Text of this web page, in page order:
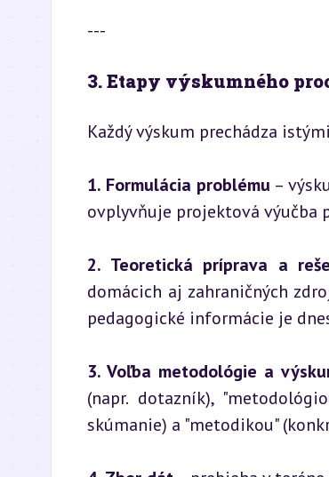
---
3. Etapy výskumného
Každý výskum prechádza
1. Formulácia problému –
ovplyvňuje projektová výučba
2. Teoretická príprava a
domácich aj zahraničných
pedagogické informácie je
3. Voľba metodológie a
(napr. dotazník),
skúmanie) a "metodikou"